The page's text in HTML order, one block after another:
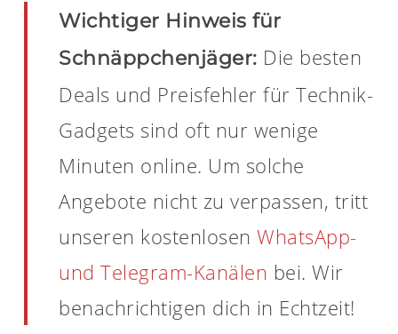
Wichtiger Hinweis für
Schnäppchenjäger: Die besten
Deals und Preisfehler für Technik-
Gadgets sind oft nur wenige
Minuten online. Um solche
Angebote nicht zu verpassen, tritt
unseren kostenlosenWhatsApp-
und Telegram-Kanälen bei. Wir
benachrichtigen dich in Echtzeit!